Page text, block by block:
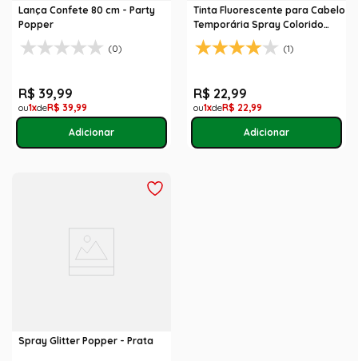
Lança Confete 80 cm - Party
Popper
(0)
R$ 39,99
1 R$ 39,99
Tinta Fluorescente para Cabelo
Temporária Spray Colorido
135ml
(1)
R$ 22,99
1 R$ 22,99
Spray Glitter Popper - Prata